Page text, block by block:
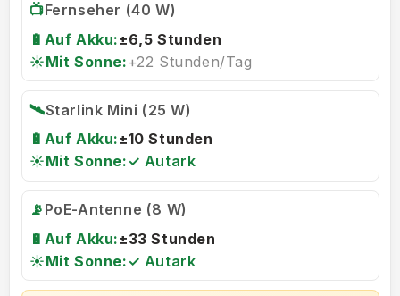
📺Fernseher (40 W)
🔋 Auf Akku:±6,5 Stunden
☀️Mit Sonne:+22 Stunden/Tag
🛰️Starlink Mini (25 W)
🔋 Auf Akku:±10 Stunden
☀️Mit Sonne: ✓ Autark
📡 PoE-Antenne (8 W)
🔋 Auf Akku:±33 Stunden
☀️Mit Sonne: ✓ Autark